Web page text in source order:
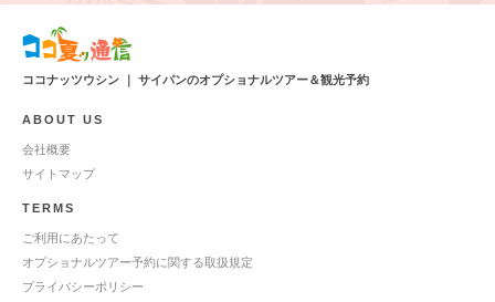
ココナッツウシン ｜ サイパンのオプショナルツアー＆観光予約
ABOUT US
会社概要
サイトマップ
TERMS
ご利用にあたって
オプショナルツアー予約に関する取扱規定
プライバシーポリシー